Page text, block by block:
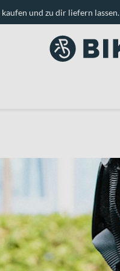
und zu dir liefern lassen.